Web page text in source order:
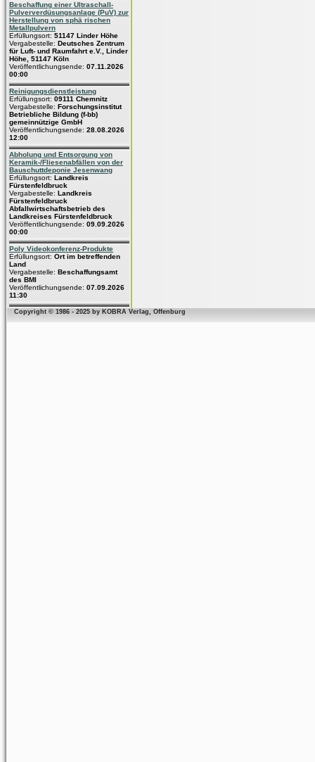
Beschaffung einer Ultraschall-
Pulververdüsungsanlage (PuV) zur
Herstellung von sphä rischen
Metallpulvern
Erfüllungsort: 51147 Linder Höhe
Vergabestelle: Deutsches Zentrum
für Luft- und Raumfahrt e.V., Linder
Höhe, 51147 Köln
Veröffentlichungsende: 07.11.2026
00:00
Reinigungsdienstleistung
Erfüllungsort: 09111 Chemnitz
Vergabestelle: Forschungsinstitut
Betriebliche Bildung (f-bb)
gemeinnützige GmbH
Veröffentlichungsende: 28.08.2026
12:00
Abholung und Entsorgung von
Keramik-/Fliesenabfällen von der
Bauschuttdeponie Jesenwang
Erfüllungsort: Landkreis
Fürstenfeldbruck
Vergabestelle: Landkreis
Fürstenfeldbruck
Abfallwirtschaftsbetrieb des
Landkreises Fürstenfeldbruck
Veröffentlichungsende: 09.09.2026
00:00
Poly Videokonferenz-Produkte
Erfüllungsort: Ort im betreffenden
Land
Vergabestelle: Beschaffungsamt
des BMI
Veröffentlichungsende: 07.09.2026
11:30
Copyright © 1986 - 2025 by KOBRA Verlag, Offenburg